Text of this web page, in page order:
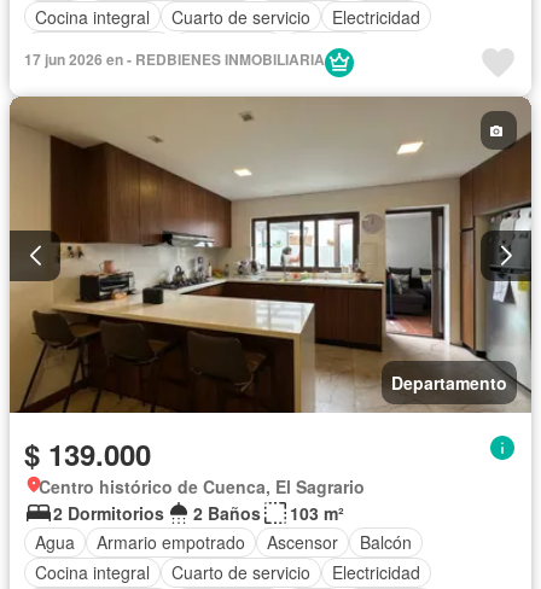
Cocina integral
Cuarto de servicio
Electricidad
Conserje
Vista panorámica
17 jun 2026 en - REDBIENES INMOBILIARIA
Departamento
$ 139.000
Centro histórico de Cuenca, El Sagrario
2 Dormitorios
2 Baños
103 m²
Agua
Armario empotrado Ascensor
Balcón
Cocina integral
Cuarto de servicio
Electricidad